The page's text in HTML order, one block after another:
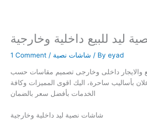
ليد للبيع داخلية وخارجية
1 Comment / شاشات نصية / Byeyad
والايجار داخلى وخارجى تصميم مقاسات حسب
بأساليب ساحرة، اليك اقوى المميزات وكافة
الخدمات بأفضل سعر بالضمان
شاشات نصية ليد داخلية وخارجية